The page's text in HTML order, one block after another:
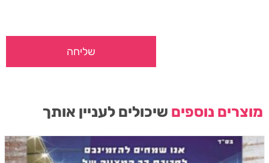
מוצרים נוספים שיכולים לעניין אותך